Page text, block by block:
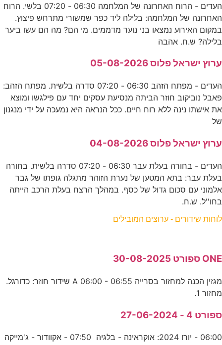
העדים - הרוח האחרונה של המלחמה 06:30 - 07:20 בלשי. הרוח
האחרונה של המלחמה: בלילה ליד כפר שמשורי מתרחש פיצוץ.
במקום האירוע נמצאו בני נוער מדממים. מי הם? מה הם עשו ביער
בלילה? ש.ח. אהבה
ערוץ ישראל פלוס 05-08-2026
העדים - מפתח הזהב 06:30 - 07:20 סדרה בלשית. מפתח הזהב:
פאבל נוביקוב חוזר הביתה מנסיעת עסקים יחד עם פילגשו ומוצא
את אישתו נינה ללא רוח חיים. ככל הנראה היא נמעכה על ידי מנגנון
של
ערוץ ישראל פלוס 04-08-2026
העדים - בחורה בעלת עבר 06:30 - 07:20 סדרה בלשית. בחורה
בעלת עבר: בתא המטען של נערת הזוהר מתגלה גופתו של גבר
אלמוני עם סכום גדול של כסף. במהלך הרצח בעלת הרכב הייתה
בחו''ל. ש.ח.
לוחות שידורים - ערוצים המובילים
ONE ספורט 30-08-2025
מגזין הכנה למחזור בסרייה A 06:00 - 06:55 שידור חוזר: כדורגל.
מחזור 1.
ספורט 4 - 27-06-2024
06:00 - יורו 2024: אוקראינה - בלגיה 07:50 - אקוודור - ג'מייקה